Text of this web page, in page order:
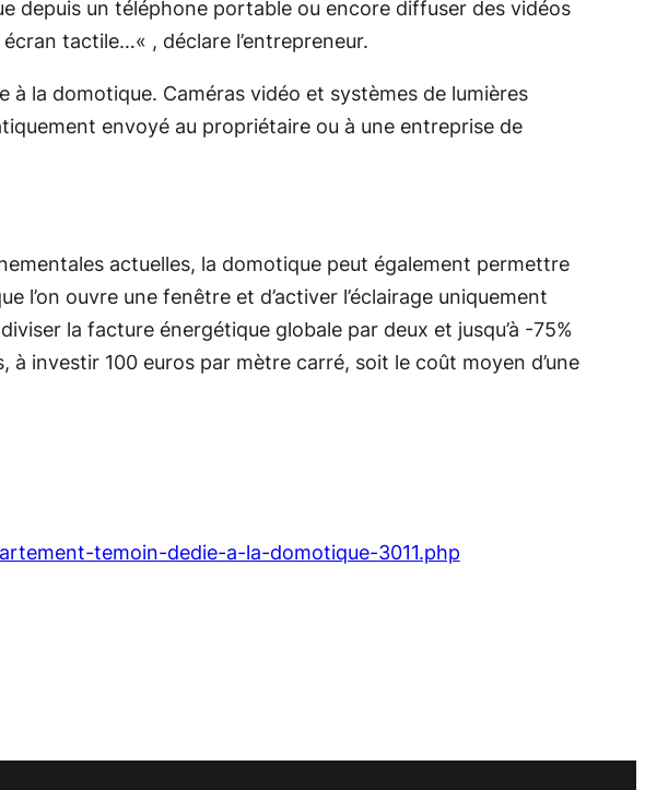
depuis un téléphone portable ou encore diffuser des vidéos
écran tactile…« , déclare l’entrepreneur.
la domotique. Caméras vidéo et systèmes de lumières
envoyé au propriétaire ou à une entreprise de
actuelles, la domotique peut également permettre
l’on ouvre une fenêtre et d’activer l’éclairage uniquement
la facture énergétique globale par deux et jusqu’à -75%
investir 100 euros par mètre carré, soit le coût moyen d’une
temoin-dedie-a-la-domotique-3011.php